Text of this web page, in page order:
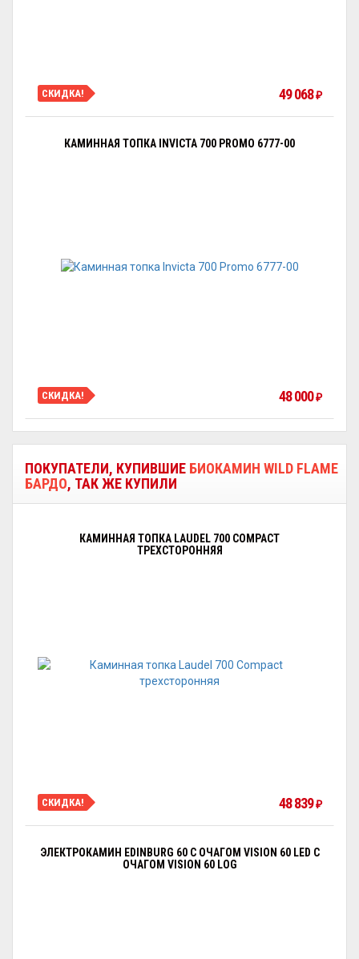
СКИДКА! 49 068₽
КАМИННАЯ ТОПКА INVICTA 700 PROMO 6777-00
СКИДКА! 48 000₽
ПОКУПАТЕЛИ, КУПИВШИЕ БИОКАМИН WILD FLAME
БАРДО, ТАК ЖЕ КУПИЛИ
КАМИННАЯ ТОПКА LAUDEL 700 COMPACT
ТРЕХСТОРОННЯЯ
СКИДКА! 48 839₽
ЭЛЕКТРОКАМИН EDINBURG 60 С ОЧАГОМ VISION 60 LED С
ОЧАГОМ VISION 60 LOG